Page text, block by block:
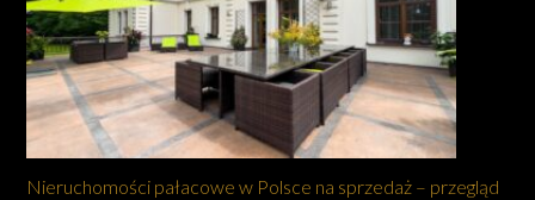
Nieruchomości pałacowe w Polsce na sprzedaż – przegląd